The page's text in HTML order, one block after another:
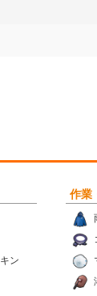
ン
作業